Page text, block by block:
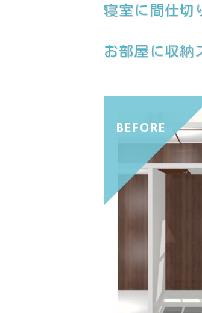
寝室に間仕切
お部屋に収納
BEFORE